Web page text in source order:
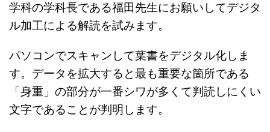
学科の学科長である福田先生にお願いしてデジタ
ル加工による解読を試みます。
パソコンでスキャンして葉書をデジタル化しま
す。データを拡大すると最も重要な箇所である
「身重」の部分が一番シワが多くて判読しにくい
文字であることが判明します。